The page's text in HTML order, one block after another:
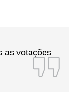
as votações